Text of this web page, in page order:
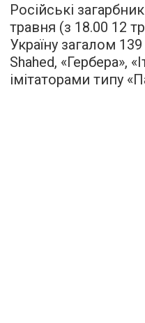
Російські
травня (з 18.00 12
Україну загалом
Shahed, «Гербера»,
імітаторами типу